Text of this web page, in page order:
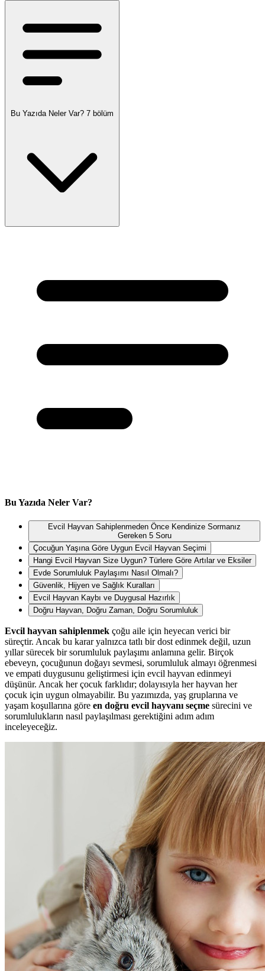
Bu Yazıda Neler Var? 7 bölüm
Bu Yazıda Neler Var?
Evcil Hayvan Sahiplenmeden Önce Kendinize Sormanız
Gereken 5 Soru
Çocuğun Yaşına Göre Uygun Evcil Hayvan Seçimi
Hangi Evcil Hayvan Size Uygun? Türlere Göre Artılar ve Eksiler
Evde Sorumluluk Paylaşımı Nasıl Olmalı?
Güvenlik, Hijyen ve Sağlık Kuralları
Evcil Hayvan Kaybı ve Duygusal Hazırlık
Doğru Hayvan, Doğru Zaman, Doğru Sorumluluk
Evcil hayvan sahiplenmek çoğu aile için heyecan verici bir
süreçtir. Ancak bu karar yalnızca tatlı bir dost edinmek değil, uzun
yıllar sürecek bir sorumluluk paylaşımı anlamına gelir. Birçok
ebeveyn, çocuğunun doğayı sevmesi, sorumluluk almayı öğrenmesi
ve empati duygusunu geliştirmesi için evcil hayvan edinmeyi
düşünür. Ancak her çocuk farklıdır; dolayısıyla her hayvan her
çocuk için uygun olmayabilir. Bu yazımızda, yaş gruplarına ve
yaşam koşullarına göre en doğru evcil hayvanı seçme sürecini ve
sorumlulukların nasıl paylaşılması gerektiğini adım adım
inceleyeceğiz.